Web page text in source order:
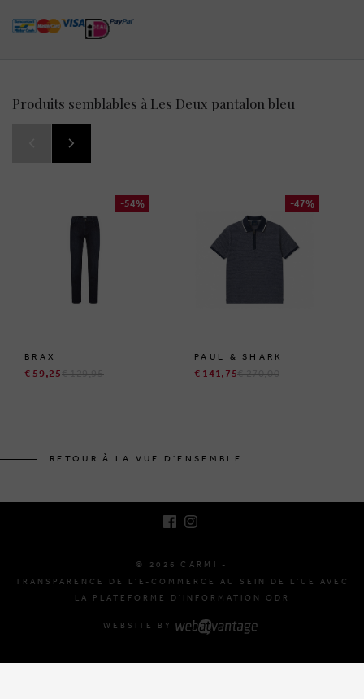
Produits semblables à Les Deux pantalon bleu
-54%
BRAX
€ 59,25€ 129,95
-47%
PAUL & SHARK
€ 141,75€ 270,00
RETOUR À LA VUE D'ENSEMBLE
© 2026 CARMI -
TRANSPARENCE DE L'E-COMMERCE AU SEIN DE L'UE AVEC
LA PLATEFORME D'INFORMATION ODR
WEBSITE BY